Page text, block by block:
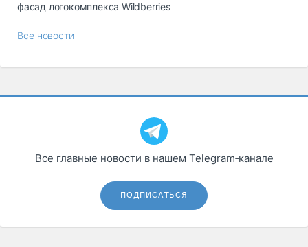
фасад логокомплекса Wildberries
Все новости
Все главные новости в нашем Telegram‑канале
ПОДПИСАТЬСЯ